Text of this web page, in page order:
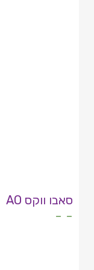
סאבו ווקס AO
- -